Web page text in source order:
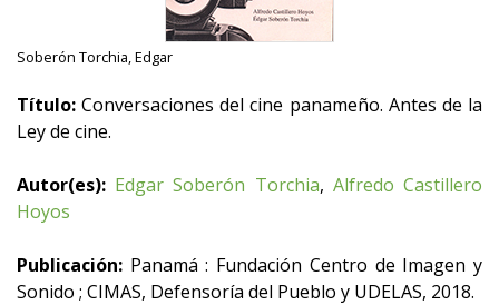
Soberón Torchia, Edgar
Título: Conversaciones del cine panameño. Antes de la
Ley de cine.
Autor(es): Edgar Soberón Torchia, Alfredo Castillero
Hoyos
Publicación: Panamá : Fundación Centro de Imagen y
Sonido ; CIMAS, Defensoría del Pueblo y UDELAS, 2018.